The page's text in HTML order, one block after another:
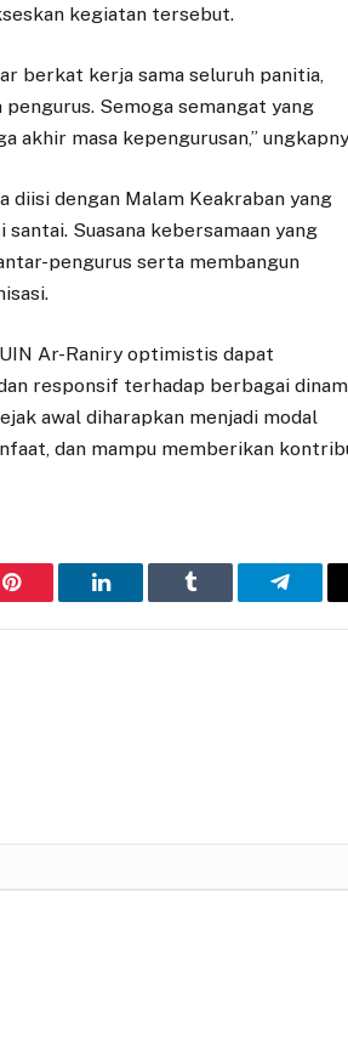
kegiatan tersebut.
berkat kerja sama seluruh panitia,
Semoga semangat yang
masa kepengurusan,”
diisi dengan Malam Keakraban yang
Suasana kebersamaan yang
pengurus serta membangun
Ar-Raniry optimistis dapat
responsif terhadap berbagai
awal diharapkan menjadi modal
dan mampu memberikan
Pinterest LinkedIn Tumblr